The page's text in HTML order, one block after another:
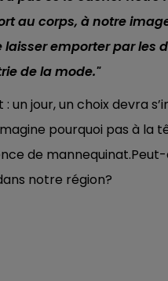
au corps, à notre
laisser emporter par les
de la mode."
: un jour, un choix devra
pourquoi pas à la
de
notre région?